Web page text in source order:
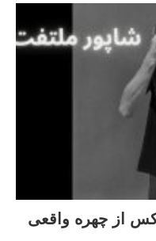
از چهره واقعی